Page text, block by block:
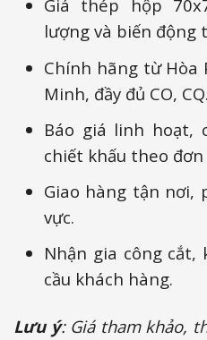
Giá thép hộp
lượng và biến động
Chính hãng từ Hòa
Minh, đầy đủ CO, CQ.
Báo giá linh hoạt,
chiết khấu theo đơn
Giao hàng tận nơi,
vực.
Nhận gia công
cầu khách hàng.
Lưu ý: Giá tham khảo,